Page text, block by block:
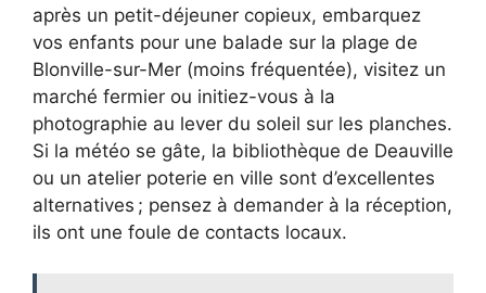
après un petit-déjeuner copieux, embarquez
vos enfants pour une balade sur la plage de
Blonville-sur-Mer (moins fréquentée), visitez un
marché fermier ou initiez-vous à la
photographie au lever du soleil sur les planches.
Si la météo se gâte, la bibliothèque de Deauville
ou un atelier poterie en ville sont d’excellentes
alternatives ; pensez à demander à la réception,
ils ont une foule de contacts locaux.